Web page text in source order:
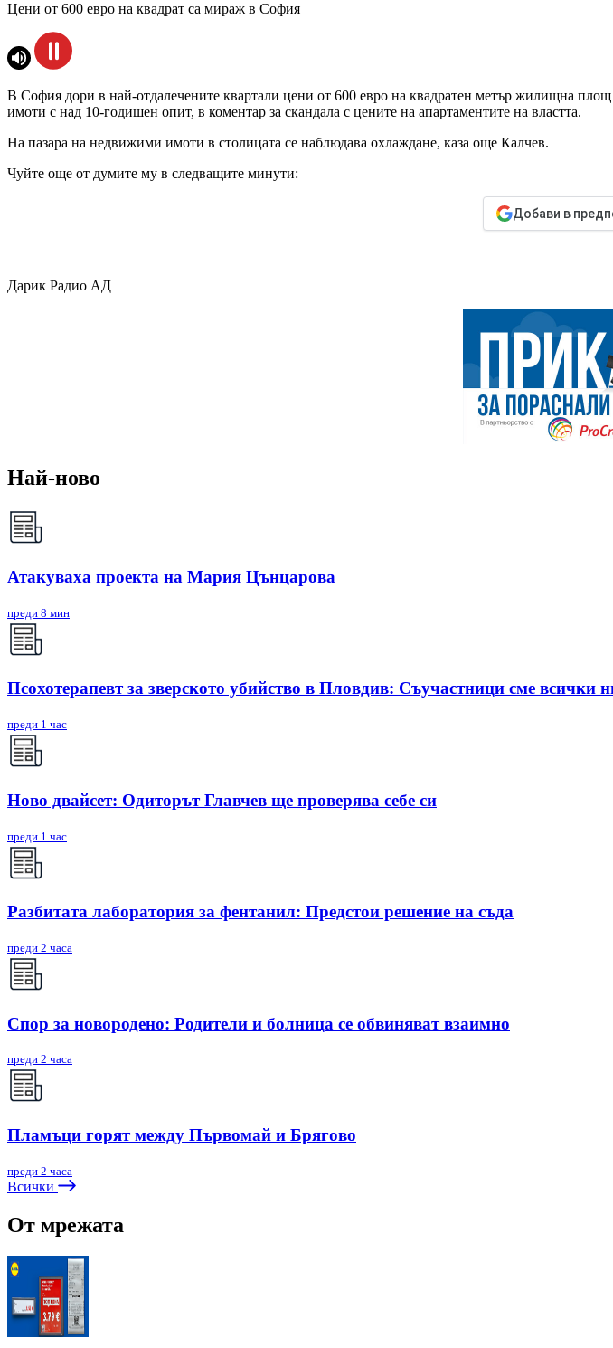
Цени от 600 евро на квадрат са мираж в София
В София дори в най-отдалечените квартали цени от 600 евро на квадратен метър жилищна
имоти с над 10-годишен опит, в коментар за скандала с цените на апартаментите на властта.
На пазара на недвижими имоти в столицата се наблюдава охлаждане, каза още Калчев.
Чуйте още от думите му в следващите минути:
Добави в
Дарик Радио АД
Най-ново
Атакуваха проекта на Мария Цънцарова
преди 8 мин
Псохотерапевт за зверското убийство в Пловдив: Съучастници сме всички
преди 1 час
Ново двайсет: Одиторът Главчев ще проверява себе си
преди 1 час
Разбитата лаборатория за фентанил: Предстои решение на съда
преди 2 часа
Спор за новородено: Родители и болница се обвиняват взаимно
преди 2 часа
Пламъци горят между Първомай и Брягово
преди 2 часа
Всички
От мрежата